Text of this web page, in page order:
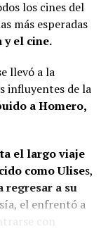
agosto
— 26 de
28 de agosto
se refirió a
los cines del
más esperadas
el cine.
llevó a la
influyentes de la
a Homero,
el largo viaje
como Ulises,
regresar a su
el enfrentó a
con